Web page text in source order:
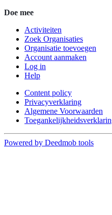
Doe mee
Activiteiten
Zoek Organisaties
Organisatie toevoegen
Account aanmaken
Log in
Help
Content policy
Privacyverklaring
Algemene Voorwaarden
Powered by Deedmob tools